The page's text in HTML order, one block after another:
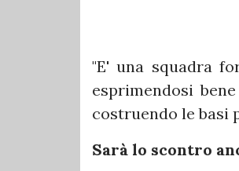
"E' una squadra
esprimendosi
costruendo le basi
Sarà lo scontro